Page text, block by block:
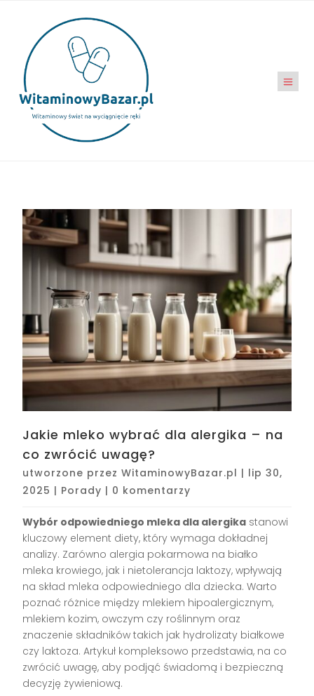
Jakie mleko wybrać dla alergika – na
co zwrócić uwagę?
utworzone przezWitaminowyBazar.pl | lip 30,
2025 | Porady | 0 komentarzy
Wybór odpowiedniego mleka dla alergika stanowi
kluczowy element diety, który wymaga dokładnej
analizy. Zarówno alergia pokarmowa na białko
mleka krowiego, jak i nietolerancja laktozy, wpływają
na skład mleka odpowiedniego dla dziecka. Warto
poznać różnice między mlekiem hipoalergicznym,
mlekiem kozim, owczym czy roślinnym oraz
znaczenie składników takich jak hydrolizaty białkowe
czy laktoza. Artykuł kompleksowo przedstawia, na co
zwrócić uwagę, aby podjąć świadomą i bezpieczną
decyzję żywieniową.